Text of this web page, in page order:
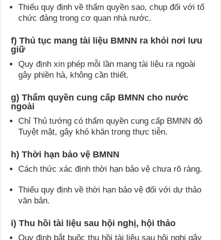
Thiếu quy định về thẩm quyền sao, chụp đối với tổ
chức đảng trong cơ quan nhà nước.
f) Thủ tục mang tài liệu BMNN ra khỏi nơi lưu
giữ
Quy định xin phép mỗi lần mang tài liệu ra ngoài
gây phiền hà, không cần thiết.
g) Thẩm quyền cung cấp BMNN cho nước
ngoài
Chỉ Thủ tướng có thẩm quyền cung cấp BMNN độ
Tuyệt mật, gây khó khăn trong thực tiễn.
h) Thời hạn bảo vệ BMNN
Cách thức xác định thời hạn bảo vệ chưa rõ ràng.
Thiếu quy định về thời hạn bảo vệ đối với dự thảo
văn bản.
i) Thu hồi tài liệu sau hội nghị, hội thảo
Quy định bắt buộc thu hồi tài liệu sau hội nghị gây